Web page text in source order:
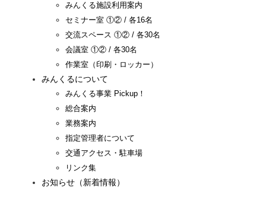
みんくる施設利用案内
セミナー室 ①② / 各16名
交流スペース ①② / 各30名
会議室 ①② / 各30名
作業室（印刷・ロッカー）
みんくるについて
みんくる事業 Pickup！
総合案内
業務案内
指定管理者について
交通アクセス・駐車場
リンク集
お知らせ（新着情報）